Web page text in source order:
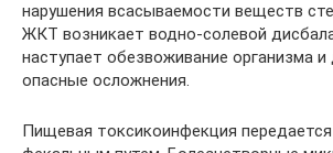
нарушения всасываемости веществ
ЖКТ возникает водно-солевой
наступает обезвоживание организма и
опасные осложнения.
Пищевая токсикоинфекция